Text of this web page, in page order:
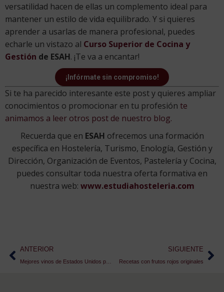
versatilidad hacen de ellas un complemento ideal para
mantener un estilo de vida equilibrado. Y si quieres
aprender a usarlas de manera profesional, puedes
echarle un vistazo al Curso Superior de Cocina y
Gestión de ESAH. ¡Te va a encantar!
¡Infórmate sin compromiso!
Si te ha parecido interesante este post y quieres ampliar
conocimientos o promocionar en tu profesión te
animamos a leer otros post de nuestro blog.
Recuerda que en ESAH ofrecemos una formación
específica en Hostelería, Turismo, Enología, Gestión y
Dirección, Organización de Eventos, Pastelería y Cocina,
puedes consultar toda nuestra oferta formativa en
nuestra web: www.estudiahosteleria.com
ANTERIOR SIGUIENTE
Recetas con frutos rojos originales